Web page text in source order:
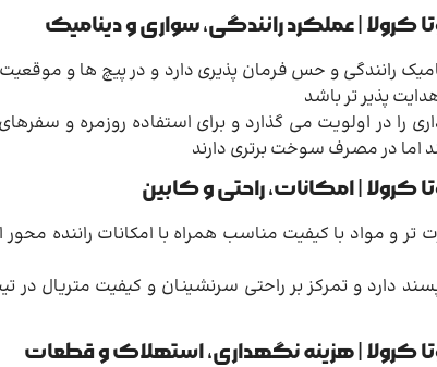
کرولا | عملکرد رانندگی، سواری و دینامیک
رانندگی و حس فرمان پذیری دارد و در پیچ ها و
پذیر تر باشد
را در اولویت می گذارد و برای استفاده روزمره و
اما در مصرف سوخت برتری دارند
کرولا | امکانات، راحتی و کابین
و مواد با کیفیت مناسب همراه با امکانات راننده
دارد و تمرکز بر راحتی سرنشینان و کیفیت متریال
کرولا | هزینه نگهداری، استهلاک و قطعات